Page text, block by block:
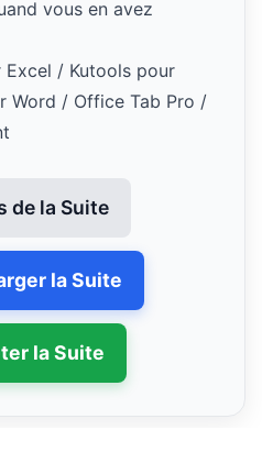
vous en avez
Excel / Kutools pour
Word / Office Tab Pro /
de la Suite
la Suite
la Suite